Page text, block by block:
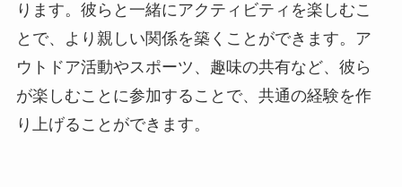
ります。彼らと一緒にアクティビティを楽しむこ
とで、より親しい関係を築くことができます。ア
ウトドア活動やスポーツ、趣味の共有など、彼ら
が楽しむことに参加することで、共通の経験を作
り上げることができます。